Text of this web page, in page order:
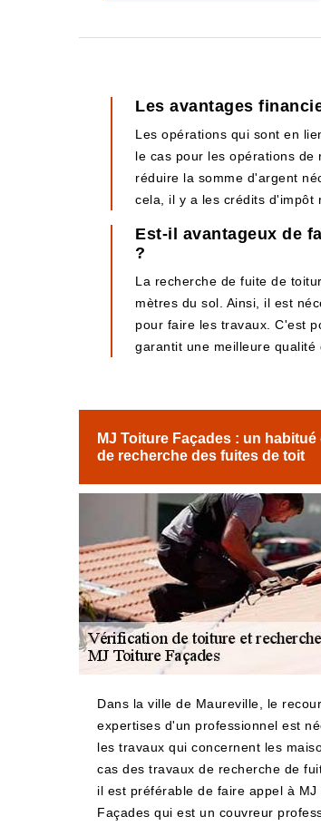
Les avantages
Les opérations qui sont en
le cas pour les opérations
réduire la somme d'argent
cela, il y a les crédits d'impôt
Est-il avantageux de
?
La recherche de fuite de
mètres du sol. Ainsi, il est
pour faire les travaux. C'est
garantit une meilleure qualité
MJ Toiture Façades : un
de recherche des fuites de toit
Dans la ville de Maureville, le
expertises d'un professionnel est
les travaux qui concernent les
cas des travaux de recherche de
il est préférable de faire appel à MJ
Façades qui est un couvreur